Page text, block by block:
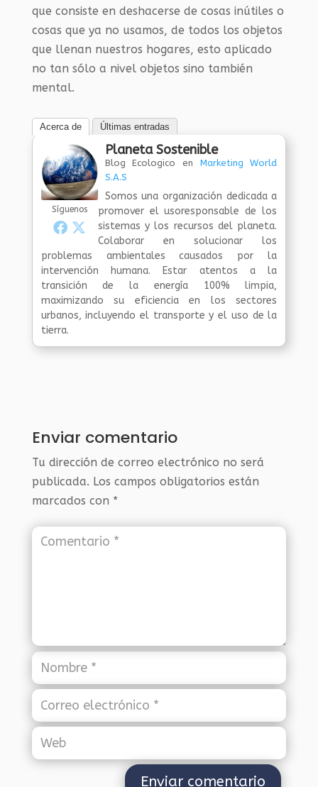
que consiste en deshacerse de cosas inútiles o
cosas que ya no usamos, de todos los objetos
que llenan nuestros hogares, esto aplicado
no tan sólo a nivel objetos sino también
mental.
Acerca de Últimas entradas
Síguenos
Planeta Sostenible
Blog Ecologico en Marketing World
S.A.S
Somos una organización dedicada a
promover el usoresponsable de los
sistemas y los recursos del planeta.
Colaborar en solucionar los
problemas ambientales causados por la
intervención humana. Estar atentos a la
transición de la energía 100% limpia,
maximizando su eficiencia en los sectores
urbanos, incluyendo el transporte y el uso de la
tierra.
Enviar comentario
Tu dirección de correo electrónico no será
publicada. Los campos obligatorios están
marcados con *